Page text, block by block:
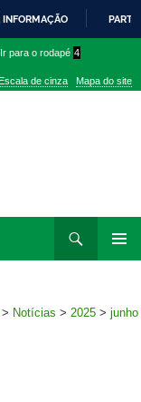
INFORMAÇÃO
Ir para o rodapé 4
de cinza Mapa do site
> Notícias > 2025 > junho